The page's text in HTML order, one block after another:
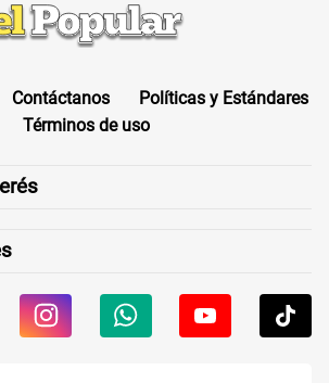
Contáctanos
Políticas y Estándares
Términos de uso